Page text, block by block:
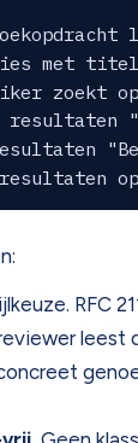
met
zoekt
de
resultaten
RFC
leest